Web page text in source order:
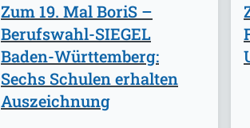
Zum 19. Mal BoriS –
Berufswahl-SIEGEL
Baden-Württemberg:
Sechs Schulen erhalten
Auszeichnung